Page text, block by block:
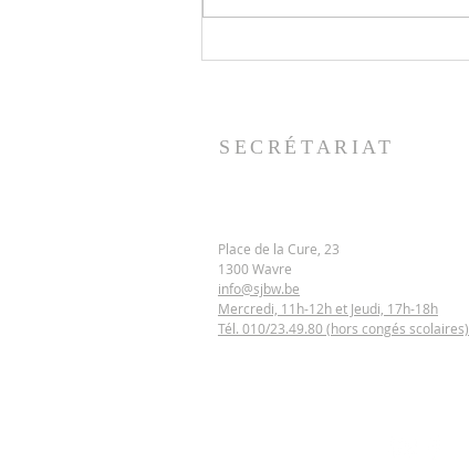
SECRÉTARIAT
​Place de la Cure, 23
1300 Wavre
info@sjbw.be
Mercredi, 11h-12h et Jeudi, 17h-18h
Tél. 010/23.49.80 (hors congés scolaires)